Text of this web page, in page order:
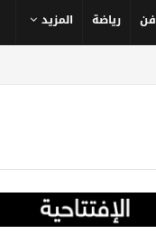
فن رياضة المزيد